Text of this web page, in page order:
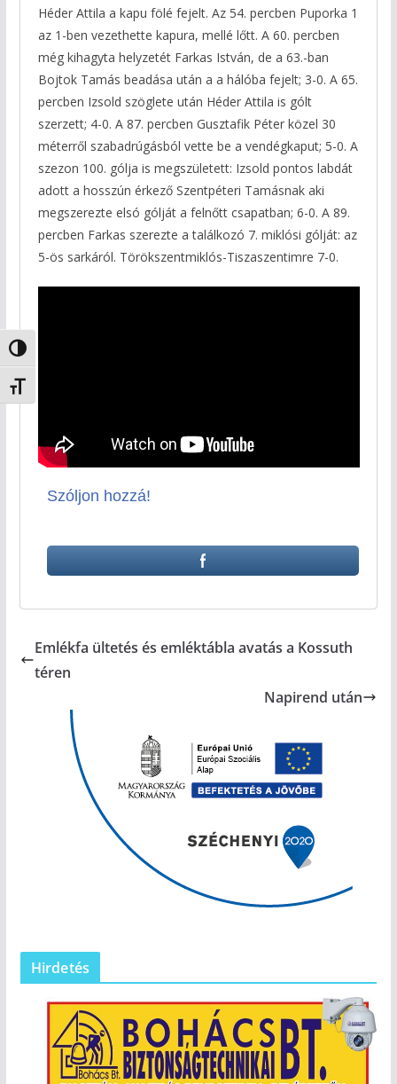
Nagy kontraszt váltása
Betűméret váltása
Héder Attila a kapu fölé fejelt. Az 54. percben Puporka 1
az 1-ben vezethette kapura, mellé lőtt. A 60. percben
még kihagyta helyzetét Farkas István, de a 63.-ban
Bojtok Tamás beadása után a a hálóba fejelt; 3-0. A 65.
percben Izsold szöglete után Héder Attila is gólt
szerzett; 4-0. A 87. percben Gusztafik Péter közel 30
méterről szabadrúgásból vette be a vendégkaput; 5-0. A
szezon 100. gólja is megszületett: Izsold pontos labdát
adott a hosszún érkező Szentpéteri Tamásnak aki
megszerezte elsó gólját a felnőtt csapatban; 6-0. A 89.
percben Farkas szerezte a találkozó 7. miklósi gólját: az
5-ös sarkáról. Törökszentmiklós-Tiszaszentimre 7-0.
Szóljon hozzá!
Emlékfa ültetés és emléktábla avatás a Kossuth
téren
Napirend után
Hirdetés